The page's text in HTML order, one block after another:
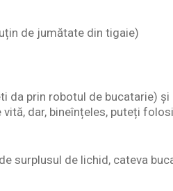
de jumătate din tigaie)
da prin robotul de bucatarie)
dar, bineînțeles, puteți
surplusul de lichid, cateva